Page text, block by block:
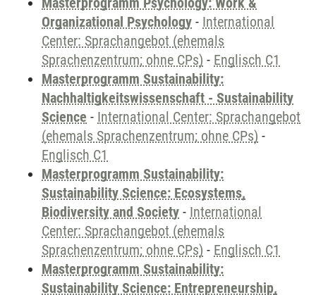
Organizational Psychology - International
Center: Sprachangebot (ehemals
Sprachenzentrum; ohne CPs) - Englisch C1
Masterprogramm Sustainability:
Nachhaltigkeitswissenschaft - Sustainability
Science - International Center: Sprachangebot
(ehemals Sprachenzentrum; ohne CPs) -
Englisch C1
Masterprogramm Sustainability:
Sustainability Science: Ecosystems,
Biodiversity and Society - International
Center: Sprachangebot (ehemals
Sprachenzentrum; ohne CPs) - Englisch C1
Masterprogramm Sustainability:
Sustainability Science: Entrepreneurship,